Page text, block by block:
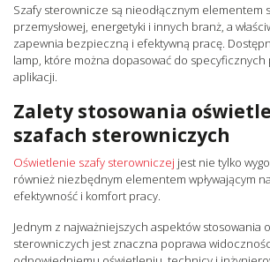
Szafy sterownicze są nieodłącznym elementem
przemysłowej, energetyki i innych branż, a
zapewnia bezpieczną i efektywną pracę.
lamp, które można dopasować do
aplikacji.
Zalety stosowania
szafach sterowniczych
Oświetlenie szafy sterowniczej jest nie tylko
również niezbędnym elementem wpływającym
efektywność i komfort pracy.
Jednym z najważniejszych aspektów stosowania
sterowniczych jest znaczna poprawa